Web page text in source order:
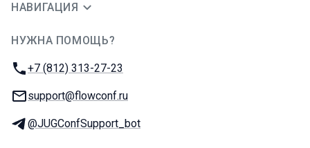
НАВИГАЦИЯ
НУЖНА ПОМОЩЬ?
Телефон:
+7 (812) 313-27-23
E-mail:
support@flowconf.ru
Телеграм:
@JUGConfSupport_bot